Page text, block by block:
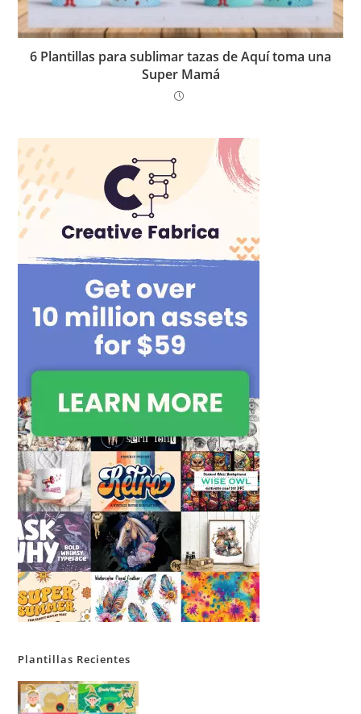
6 Plantillas para sublimar tazas de Aquí toma una
Super Mamá
Plantillas Recientes